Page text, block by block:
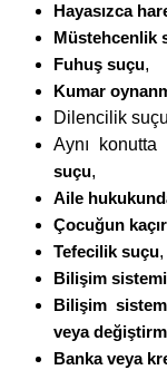
Hayasızca
Müstehcenlik
Fuhuş suçu,
Kumar
Dilencilik
Aynı
suçu,
Aile
Çocuğun
Tefecilik suçu,
Bilişim
Bilişim
veya
Banka veya